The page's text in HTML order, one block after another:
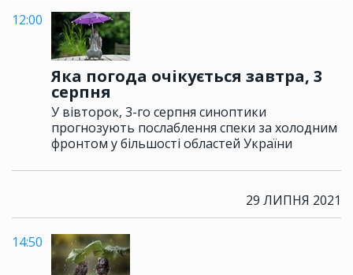
12:00
Яка погода очікується завтра, 3
серпня
У вівторок, 3-го серпня синоптики
прогнозують послаблення спеки за холодним
фронтом у більшості областей України
29 ЛИПНЯ 2021
14:50